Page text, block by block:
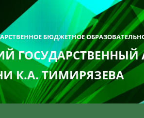
БЮДЖЕТНОЕ
ГОСУДАРСТВЕННЫЙ
К.А. ТИМИРЯЗЕВА